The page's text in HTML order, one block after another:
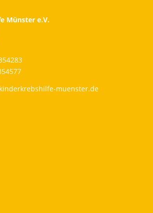
Münster e.V.
muenster.de